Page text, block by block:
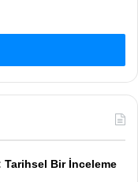
Tarihsel Bir İnceleme